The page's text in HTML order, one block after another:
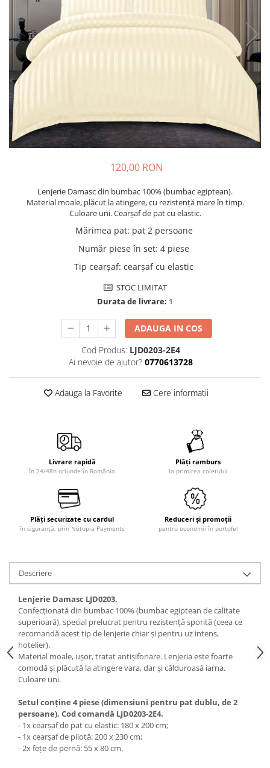
Cuverturi bumbac
Cuverturi catifea
Huse de protecție
Huse de protectie pat finet
Huse de protecție scaun
Prosoape
Prosoape de baie
Electrocasnice
Cântare electronice
120,00 RON
Lenjerie Damasc din bumbac 100% (bumbac egiptean).
Material moale, plăcut la atingere, cu rezistență mare în timp.
Culoare uni. Cearșaf de pat cu elastic.
Mărimea pat: pat 2 persoane
Număr piese în set: 4 piese
Tip cearșaf: cearșaf cu elastic
STOC LIMITAT
Durata de livrare: 1
ADAUGA IN COS
Cod Produs: LJD0203-2E4
Ai nevoie de ajutor? 0770613728
Adauga la Favorite Cere informatii
Livrare rapidă
în 24/48h oriunde în România
Plăți ramburs
la primirea coletului
Plăți securizate cu cardul
în siguranță, prin Netopia Payments
Reduceri și promoții
pentru economii în portofel
Descriere
Lenjerie Damasc LJD0203.
Confecționată din bumbac 100% (bumbac egiptean de calitate
superioară), special prelucrat pentru rezistență sporită (ceea ce
recomandă acest tip de lenjerie chiar și pentru uz intens,
hotelier).
Material moale, ușor, tratat antișifonare. Lenjeria este foarte
comodă și plăcută la atingere vara, dar și călduroasă iarna.
Culoare uni.
Setul conține 4 piese (dimensiuni pentru pat dublu, de 2
persoane). Cod comandă LJD0203-2E4.
- 1x cearșaf de pat cu elastic: 180 x 200 cm;
- 1x cearșaf de pilotă: 200 x 230 cm;
- 2x fețe de pernă: 55 x 80 cm.